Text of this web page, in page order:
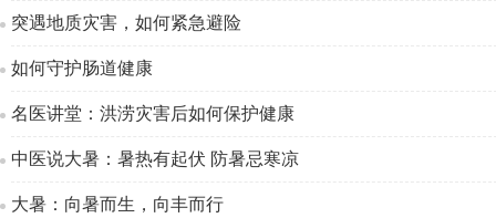
突遇地质灾害，如何紧急避险
如何守护肠道健康
名医讲堂：洪涝灾害后如何保护健康
中医说大暑：暑热有起伏 防暑忌寒凉
大暑：向暑而生，向丰而行